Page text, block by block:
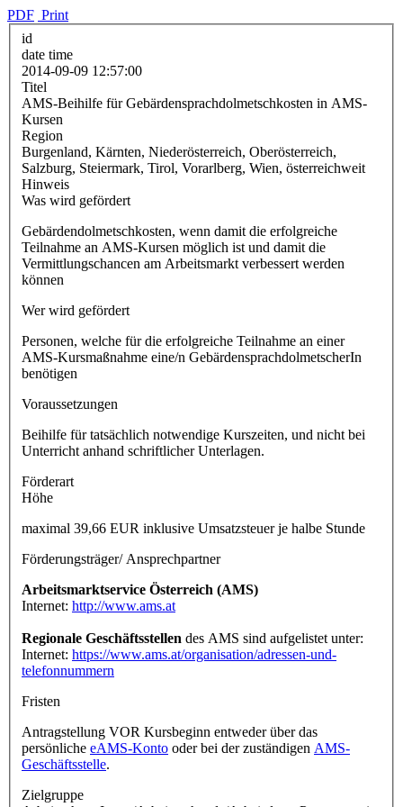
PDF Print
id
date time
2014-09-09 12:57:00
Titel
AMS-Beihilfe für Gebärdensprachdolmetschkosten in AMS-
Kursen
Region
Burgenland, Kärnten, Niederösterreich, Oberösterreich,
Salzburg, Steiermark, Tirol, Vorarlberg, Wien, österreichweit
Hinweis
Was wird gefördert
Gebärdendolmetschkosten, wenn damit die erfolgreiche
Teilnahme an AMS-Kursen möglich ist und damit die
Vermittlungschancen am Arbeitsmarkt verbessert werden
können
Wer wird gefördert
Personen, welche für die erfolgreiche Teilnahme an einer
AMS-Kursmaßnahme eine/n GebärdensprachdolmetscherIn
benötigen
Voraussetzungen
Beihilfe für tatsächlich notwendige Kurszeiten, und nicht bei
Unterricht anhand schriftlicher Unterlagen.
Förderart
Höhe
maximal 39,66 EUR inklusive Umsatzsteuer je halbe Stunde
Förderungsträger/ Ansprechpartner
Arbeitsmarktservice Österreich (AMS)
Internet: http://www.ams.at
Regionale Geschäftsstellen des AMS sind aufgelistet unter:
Internet: https://www.ams.at/organisation/adressen-und-
telefonnummern
Fristen
Antragstellung VOR Kursbeginn entweder über das
persönliche eAMS-Konto oder bei der zuständigen AMS-
Geschäftsstelle.
Zielgruppe